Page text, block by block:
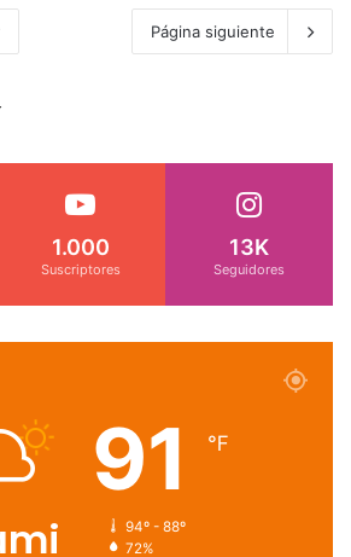
Página siguiente
1.000
Suscriptores
13K
Seguidores
91 ℉
94º - 88º
72%